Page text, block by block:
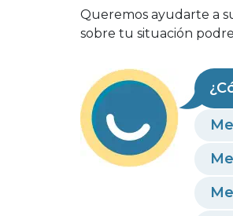
Queremos ayudarte a
sobre tu situación